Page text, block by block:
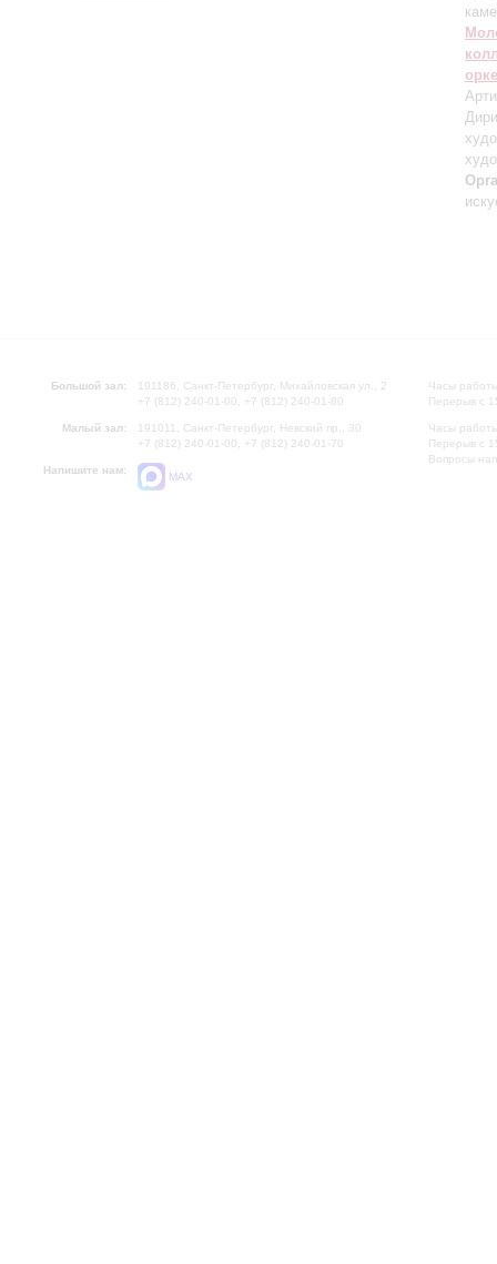
Большой зал:
191186, Санкт-Петербург, Михайловская ул., 2
+7 (812) 240-01-00, +7 (812) 240-01-80
Малый зал:
191011, Санкт-Петербург, Невский пр., 30
+7 (812) 240-01-00, +7 (812) 240-01-70
Напишите нам:
MAX
Часы
Перерыв с
Часы
Перерыв с
Вопросы